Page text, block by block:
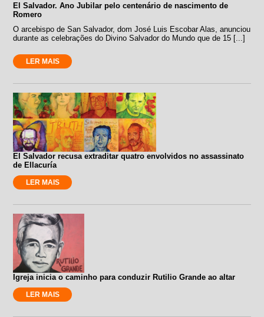
El Salvador. Ano Jubilar pelo centenário de nascimento de
Romero
O arcebispo de San Salvador, dom José Luis Escobar Alas, anunciou
durante as celebrações do Divino Salvador do Mundo que de 15 [...]
LER MAIS
El Salvador recusa extraditar quatro envolvidos no assassinato
de Ellacuría
LER MAIS
Igreja inicia o caminho para conduzir Rutilio Grande ao altar
LER MAIS